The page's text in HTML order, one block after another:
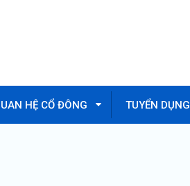
HỆ CỔ ĐÔNG TUYỂN DỤNG